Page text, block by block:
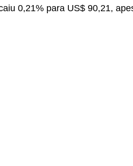
0,21% para US$ 90,21,